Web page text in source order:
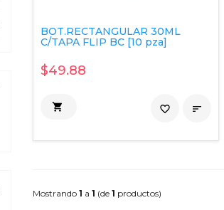
BOT.RECTANGULAR 30ML
C/TAPA FLIP BC [10 pza]
$49.88
 
favorite_border
Mostrando 1 a 1 (de 1 productos)